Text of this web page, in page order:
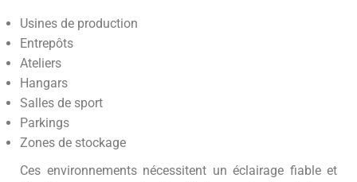
Usines de production
Entrepôts
Ateliers
Hangars
Salles de sport
Parkings
Zones de stockage
Ces environnements nécessitent un éclairage fiable et